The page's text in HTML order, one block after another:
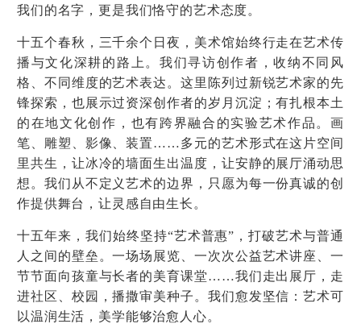
我们的名字，更是我们恪守的艺术态度。
十五个春秋，三千余个日夜，美术馆始终行走在艺术传
播与文化深耕的路上。我们寻访创作者，收纳不同风
格、不同维度的艺术表达。这里陈列过新锐艺术家的先
锋探索，也展示过资深创作者的岁月沉淀；有扎根本土
的在地文化创作，也有跨界融合的实验艺术作品。画
笔、雕塑、影像、装置……多元的艺术形式在这片空间
里共生，让冰冷的墙面生出温度，让安静的展厅涌动思
想。我们从不定义艺术的边界，只愿为每一份真诚的创
作提供舞台，让灵感自由生长。
十五年来，我们始终坚持“艺术普惠”，打破艺术与普通
人之间的壁垒。一场场展览、一次次公益艺术讲座、一
节节面向孩童与长者的美育课堂……我们走出展厅，走
进社区、校园，播撒审美种子。我们愈发坚信：艺术可
以温润生活，美学能够治愈人心。